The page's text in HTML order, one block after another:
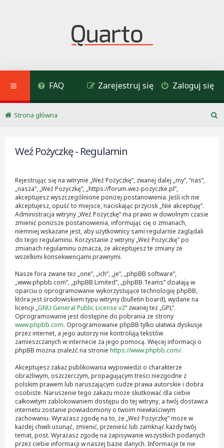
FAQ Zaloguj się
Zarejestruj się
Strona główna
Weź Pożyczkę - Regulamin
Rejestrując się na witrynie „Weź Pożyczkę”, zwanej dalej „my”, ”nas”,
„nasza”, „Weź Pożyczkę”, „https://forum.wez-pozyczke.pl”,
akceptujesz wyszczególnione poniżej postanowienia. Jeśli ich nie
akceptujesz, opuść to miejsce, naciskając przycisk „Nie akceptuję”.
Administracja witryny „Weź Pożyczkę” ma prawo w dowolnym czasie
zmienić poniższe postanowienia, informując cię o zmianach,
niemniej wskazane jest, aby użytkownicy sami regularnie zaglądali
do tego regulaminu. Korzystanie z witryny „Weź Pożyczkę” po
zmianach regulaminu oznacza, że akceptujesz te zmiany ze
wszelkimi konsekwencjami prawnymi.
Nasze fora zwane też „one”, „ich”, „je”, „phpBB software”,
„www.phpbb.com”, „phpBB Limited”, „phpBB Teams” działają w
oparciu o oprogramowanie wykorzystujące technologię phpBB,
która jest środowiskiem typu witryny (bulletin board), wydane na
licencji „GNU General Public License v2” zwanej też „GPL”.
Oprogramowanie jest dostępne do pobrania ze strony
www.phpbb.com. Oprogramowanie phpBB tylko ułatwia dyskusje
przez internet, a jego autorzy nie kontrolują tekstów
zamieszczanych w internecie za jego pomocą. Więcej informacji o
phpBB można znaleźć na stronie https://www.phpbb.com/.
Akceptujesz zakaz publikowania wypowiedzi o charakterze
obraźliwym, oszczerczym, propagującym treści niezgodne z
polskim prawem lub naruszającym cudze prawa autorskie i dobra
osobiste. Naruszenie tego zakazu może skutkować dla ciebie
całkowitym zablokowaniem dostępu do tej witryny, a twój dostawca
internetu zostanie powiadomiony o twoim niewłaściwym
zachowaniu. Wyrażasz zgodę na to, że „Weź Pożyczkę” może w
każdej chwili usunąć, zmienić, przenieść lub zamknąć każdy twój
temat, post. Wyrażasz zgodę na zapisywanie wszystkich podanych
przez ciebie informacji w naszej bazie danych. Informacje te nie